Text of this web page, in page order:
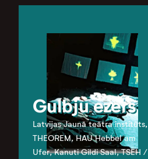
Gulbju ezers
Latvijas Jaunā teātra institūts,
THEOREM, HAU Hebbel am
Ufer, Kanuti Gildi Saal, TSEH /